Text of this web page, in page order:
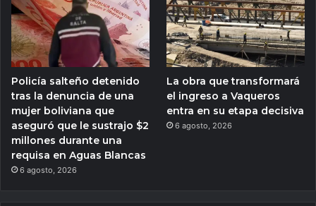
Policía salteño detenido
tras la denuncia de una
mujer boliviana que
aseguró que le sustrajo $2
millones durante una
requisa en Aguas Blancas
6 agosto, 2026
La obra que transformará
el ingreso a Vaqueros
entra en su etapa decisiva
6 agosto, 2026